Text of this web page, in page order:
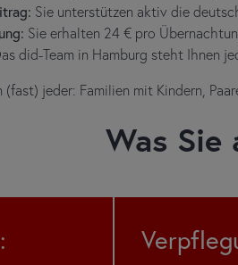
Sie unterstützen aktiv die
Sie erhalten 24 € pro
did-Team in Hamburg steht Ihnen
jeder: Familien mit Kindern,
Was